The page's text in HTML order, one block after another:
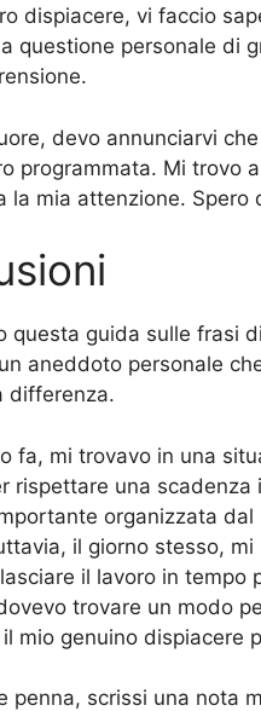
dispiacere, vi faccio
questione personale di
devo annunciarvi
programmata. Mi trovo
la mia attenzione. Spero
questa guida sulle frasi
aneddoto personale
differenza.
fa, mi trovavo in una
rispettare una
organizzata
il giorno stesso,
il lavoro in tempo
trovare un modo
mio genuino dispiacere
penna, scrissi una nota